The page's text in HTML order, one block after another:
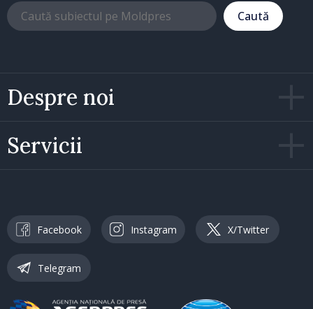
Despre noi
Servicii
Caută
Facebook Instagram X/Twitter
Telegram